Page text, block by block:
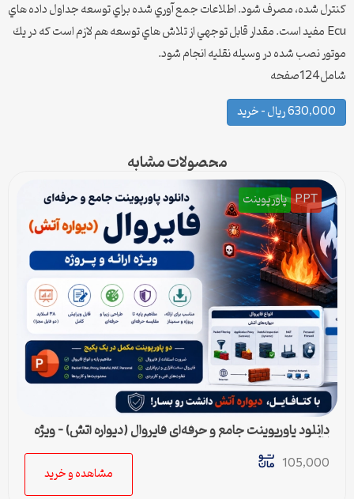
كنترل شده، مصرف شود. اطلاعات جمع آوري شده براي توسعه جداول داده هاي
Ecu مفيد است. مقدار قابل توجهي از تلاش هاي توسعه هم لازم است كه در يك
موتور نصب شده در وسيله نقليه انجام شود.
شامل124صفحه
630,000 ریال – خرید
محصولات مشابه
PPT پاورپوینت
دانلود پاورپوینت جامع و حرفه‌ای فایروال (دیواره آتش) – ویژه
ارائه و پروژه
105,000
مشاهده و خرید